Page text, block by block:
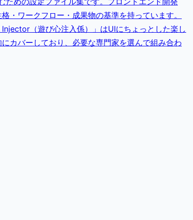
・ワークフロー・成果物の基準を持っています。
（遊び心注入係）」はUIにちょっとした楽し
カバーしており、必要な専門家を選んで組み合わ